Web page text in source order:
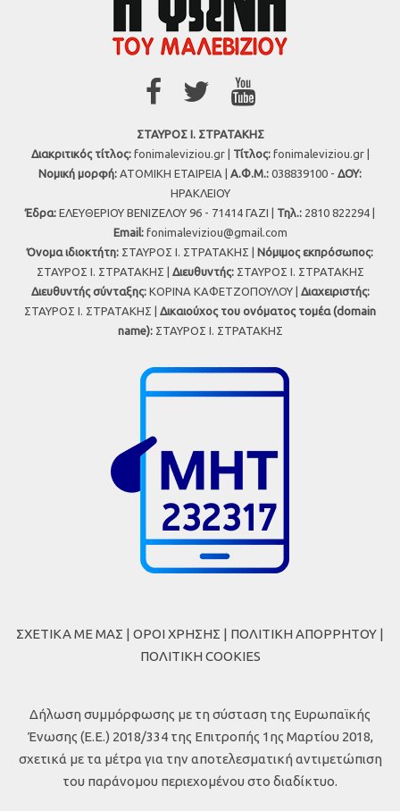
ΣΤΑΥΡΟΣ Ι. ΣΤΡΑΤΑΚΗΣ
Διακριτικός τίτλος:fonimaleviziou.gr | Τίτλος:fonimaleviziou.gr |
Νομική μορφή: ΑΤΟΜΙΚΗ ΕΤΑΙΡΕΙΑ | Α.Φ.Μ.: 038839100 - ΔΟΥ:
ΗΡΑΚΛΕΙΟΥ
Έδρα: ΕΛΕΥΘΕΡΙΟΥ ΒΕΝΙΖΕΛΟΥ 96 - 71414 ΓΑΖΙ | Τηλ.: 2810 822294 |
Εmail: fonimaleviziou@gmail.com
Όνομα ιδιοκτήτη: ΣΤΑΥΡΟΣ Ι. ΣΤΡΑΤΑΚΗΣ | Νόμιμος εκπρόσωπος:
ΣΤΑΥΡΟΣ Ι. ΣΤΡΑΤΑΚΗΣ | Διευθυντής:ΣΤΑΥΡΟΣ Ι. ΣΤΡΑΤΑΚΗΣ
Διευθυντής σύνταξης:ΚΟΡΙΝΑ ΚΑΦΕΤΖΟΠΟΥΛΟΥ | Διαχειριστής:
ΣΤΑΥΡΟΣ Ι. ΣΤΡΑΤΑΚΗΣ | Δικαιούχος του ονόματος τομέα (domain
name):ΣΤΑΥΡΟΣ Ι. ΣΤΡΑΤΑΚΗΣ
ΣΧΕΤΙΚΑ ΜΕ ΜΑΣ | ΟΡΟΙ ΧΡΗΣΗΣ | ΠΟΛΙΤΙΚΗ ΑΠΟΡΡΗΤΟΥ |
ΠΟΛΙΤΙΚΗ COOKIES
Δήλωση συμμόρφωσης με τη σύσταση της Ευρωπαϊκής
Ένωσης (Ε.Ε.) 2018/334 της Επιτροπής 1ης Μαρτίου 2018,
σχετικά με τα μέτρα για την αποτελεσματική αντιμετώπιση
του παράνομου περιεχομένου στο διαδίκτυο.